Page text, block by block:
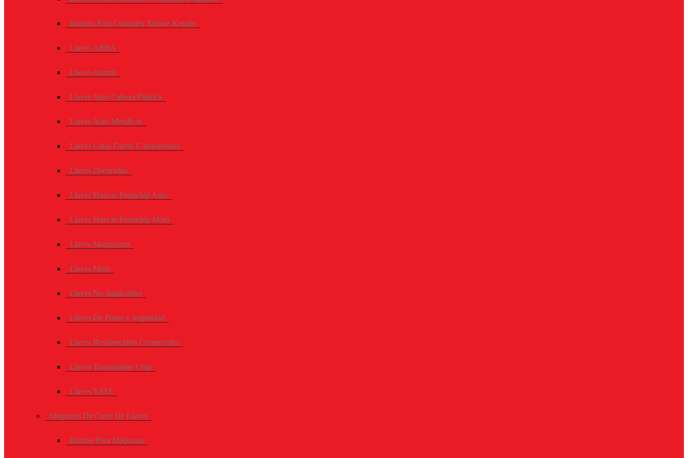
Insertos Para Controles Xhorse Keydiy
Llaves ABBA
Llaves Austral
Llaves Auto Cabeza Plástica
Llaves Auto Metálicas
Llaves Cajas Fuerte E Industriales
Llaves Decoradas
Llaves Huecas Portachip Auto
Llaves Huecas Portachip Moto
Llaves Maquinaria
Llaves Moto
Llaves No duplicables
Llaves De Punto y Seguridad
Llaves Residenciales Comerciales
Llaves Transponder Chip
Llaves VATS
Maquinas De Corte De Llaves
Bandas Para Máquinas